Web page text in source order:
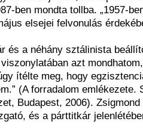
ben mondta tollba. „1957-
elsejei felvonulás
és a néhány sztálinista
azt
ítélte meg, hogy
(A forradalom emlékezete.
Budapest, 2006).
és a párttitkár